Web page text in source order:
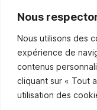
Nous
Nous utilisons des
expérience de
contenus
cliquant sur « Tout
utilisation des
418 986-3100
Composez le 1 en
Abonnez-
Abonnez-vous